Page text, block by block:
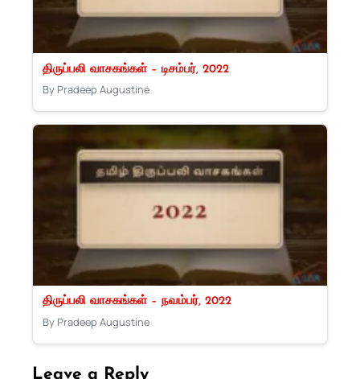
திருப்பலி வாசகங்கள் – டிசம்பர், 2022
By Pradeep Augustine
திருப்பலி வாசகங்கள் – நவம்பர், 2022
By Pradeep Augustine
Leave a Reply